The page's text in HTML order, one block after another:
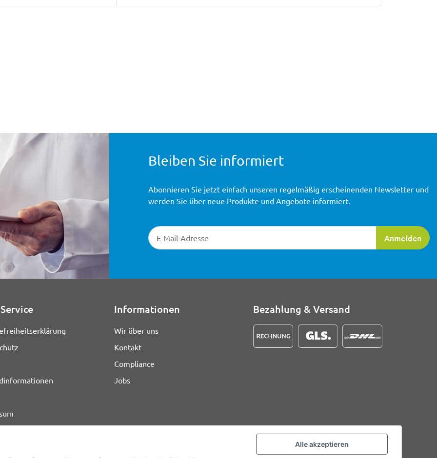
Alle akzeptieren
Bleiben Sie informiert
Newsletter-Registrierung
Anmelden
Abonnieren Sie jetzt einfach unseren regelmäßig erscheinenden Newsletter und
werden Sie über neue Produkte und Angebote informiert.
Informationen
Wir über uns
Kontakt
Compliance
Jobs
Bezahlung & Versand